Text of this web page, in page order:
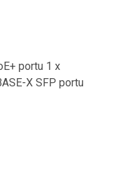
portu 1 x
X SFP portu